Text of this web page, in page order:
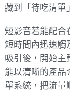
藏到「待吃清單
短影音若能配合
短時間內迅速觸
吸引後，開始主
能以清晰的產品
單系統，把流量